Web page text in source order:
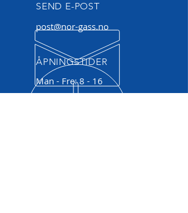
SEND E-POST
post@nor-gass.no
ÅPNINGSTIDER
Man - Fre: 8 - 16